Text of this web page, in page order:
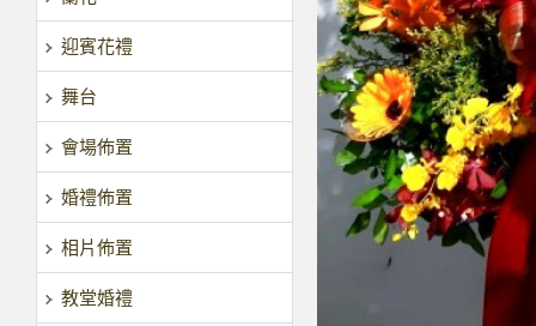
迎賓花禮
舞台
會場佈置
婚禮佈置
相片佈置
教堂婚禮